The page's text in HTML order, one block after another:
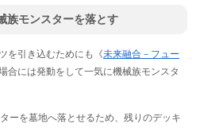
族モンスターを落とす
を引き込むためにも《未来融合－フュー
合には発動をして一気に機械族モンスタ
ーを墓地へ落とせるため、残りのデッキ